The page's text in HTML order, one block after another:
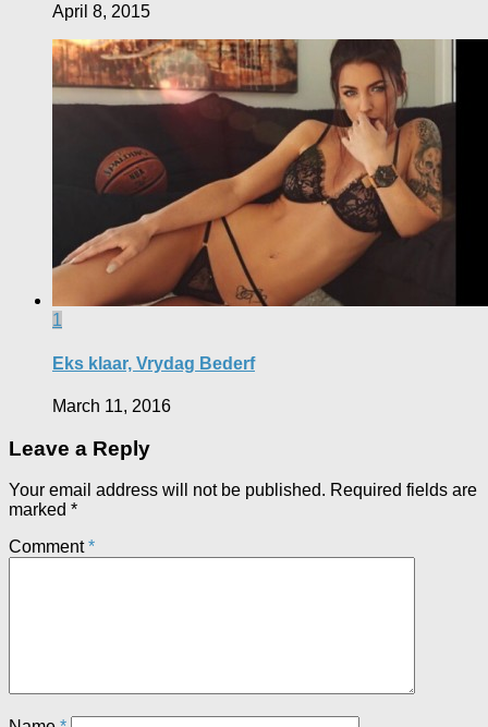
April 8, 2015
1
Eks klaar, Vrydag Bederf
March 11, 2016
Leave a Reply
Your email address will not be published. Required fields are
marked *
Comment*